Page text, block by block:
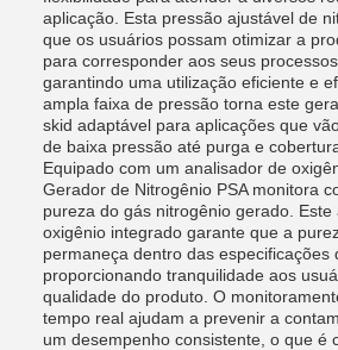
aplicação. Esta pressão ajustável de
que os usuários possam otimizar a
para corresponder aos seus
garantindo uma utilização eficiente e
ampla faixa de pressão torna este
skid adaptável para aplicações que
de baixa pressão até purga e
Equipado com um analisador de
Gerador de Nitrogênio PSA monitora
pureza do gás nitrogênio gerado. Este
oxigênio integrado garante que a
permaneça dentro das especificações
proporcionando tranquilidade aos
qualidade do produto. O
tempo real ajudam a prevenir a
um desempenho consistente, o que é